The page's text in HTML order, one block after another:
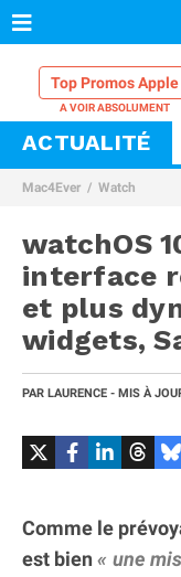
Top Promos Apple
VPN Mac
Comparatif
ACTUALITÉ
Mac4Ever Watch
watchOS
interface
et plus
widgets,
PAR LAURENCE - MIS À
Comme le
est bien
une